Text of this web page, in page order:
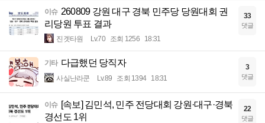
이슈 260809 강원 대구 경북 민주당 당원대회 권
리당원 투표 결과
진겟타원 Lv.70 조회 1256 18:31
33
댓글
기타 다급했던 당직자
사실난라쿤 Lv.89 조회 1394 18:31
3
댓글
이슈 [속보] 김민석, 민주 전당대회 강원·대구·경북
경선도 1위
22
댓글